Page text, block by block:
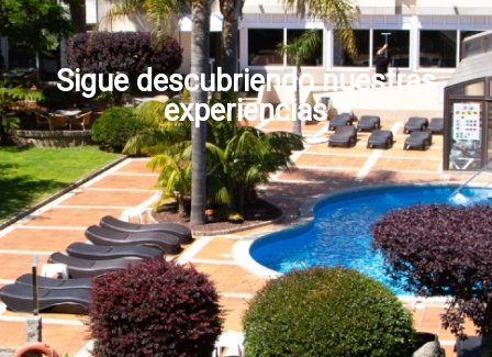
Sigue descubriendo nuestras
experiencias